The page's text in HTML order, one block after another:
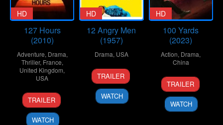
HD
127 Hours
(2010)
Adventure, Drama,
Thriller, France,
United Kingdom,
USA
12
Nov
2010
Danny
Boyle
TRAILER
WATCH
HD
12 Angry Men
(1957)
Drama, USA
10
Apr
1957
Don
Kranze
TRAILER
WATCH
HD
100 Yards
(2023)
Action, Drama,
China
20
Sep
2024
Xu
Junfeng
TRAILER
WATCH